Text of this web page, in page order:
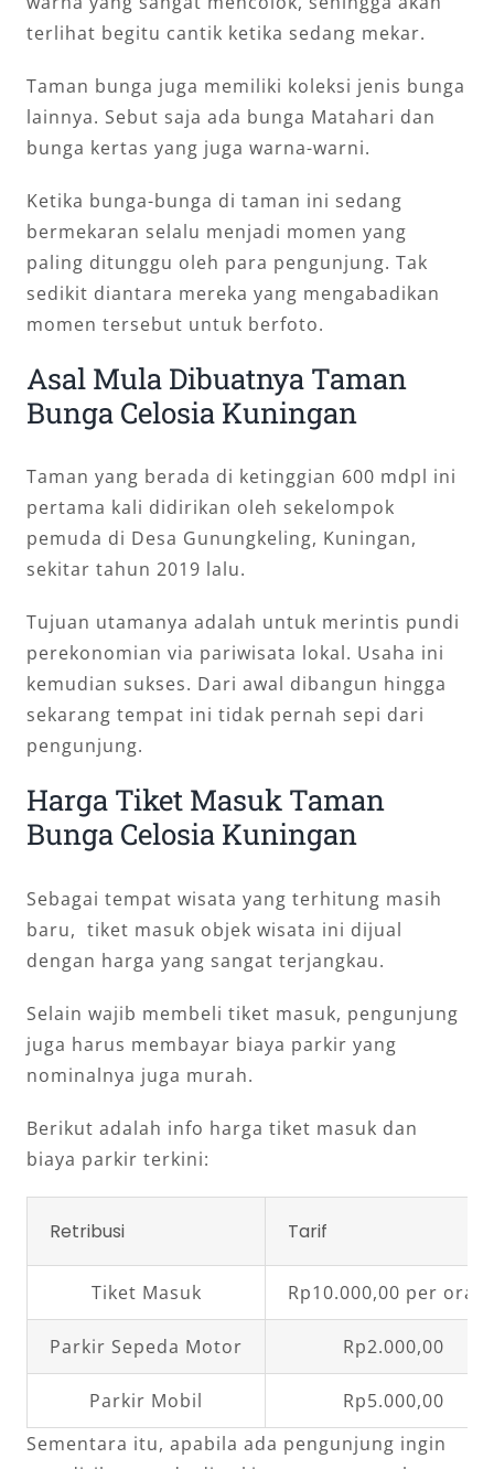
terlihat begitu cantik ketika sedang mekar.
Taman bunga juga memiliki koleksi jenis bunga
lainnya. Sebut saja ada bunga Matahari dan
bunga kertas yang juga warna-warni.
Ketika bunga-bunga di taman ini sedang
bermekaran selalu menjadi momen yang
paling ditunggu oleh para pengunjung. Tak
sedikit diantara mereka yang mengabadikan
momen tersebut untuk berfoto.
Asal Mula Dibuatnya Taman
Bunga Celosia Kuningan
Taman yang berada di ketinggian 600 mdpl ini
pertama kali didirikan oleh sekelompok
pemuda di Desa Gunungkeling, Kuningan,
sekitar tahun 2019 lalu.
Tujuan utamanya adalah untuk merintis pundi
perekonomian via pariwisata lokal. Usaha ini
kemudian sukses. Dari awal dibangun hingga
sekarang tempat ini tidak pernah sepi dari
pengunjung.
Harga Tiket Masuk Taman
Bunga Celosia Kuningan
Sebagai tempat wisata yang terhitung masih
baru, tiket masuk objek wisata ini dijual
dengan harga yang sangat terjangkau.
Selain wajib membeli tiket masuk, pengunjung
juga harus membayar biaya parkir yang
nominalnya juga murah.
Berikut adalah info harga tiket masuk dan
biaya parkir terkini:
Retribusi Tarif
Tiket Masuk Rp10.000,00 per
Parkir Sepeda Motor Rp2.000,00
Parkir Mobil
Rp5.000,00
Sementara itu, apabila ada pengunjung ingin